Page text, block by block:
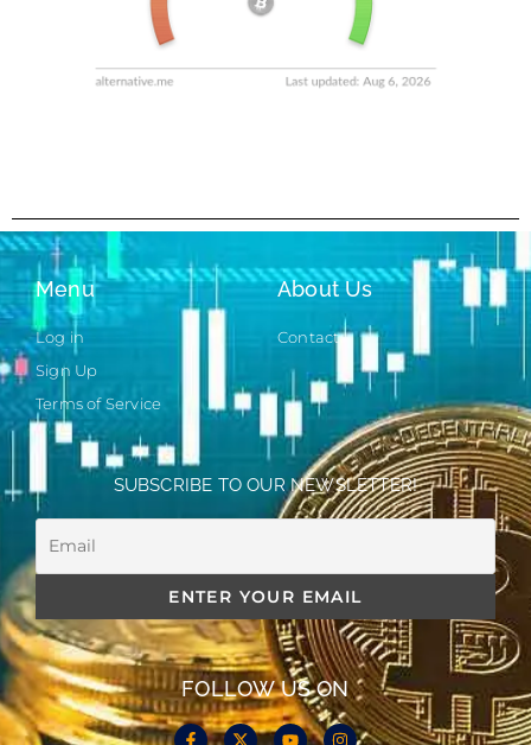
Menu
Log in
Sign Up
Terms of Service
About Us
Contact
SUBSCRIBE TO OUR NEWSLETTER!
FOLLOW US ON